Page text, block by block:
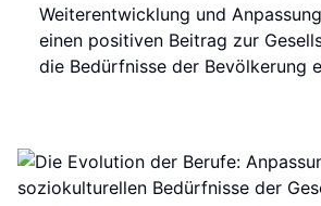
Weiterentwicklung und
einen positiven Beitrag zur
die Bedürfnisse der Bevölkerung